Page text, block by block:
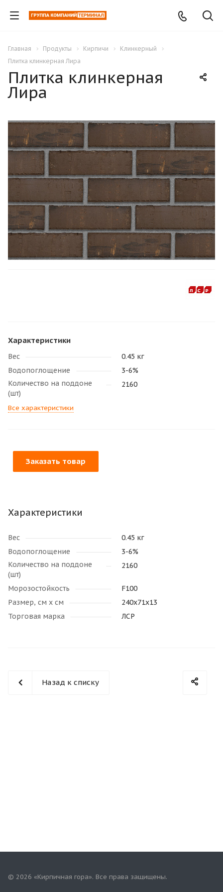
Главная Продукты Кирпичи
Клинкерный
Плитка клинкерная Лира
Плитка клинкерная
Лира
Характеристики
Вес
0.45 кг
Водопоглощение
3-6%
Количество на поддоне
(шт)
2160
Все характеристики
Заказать товар
Характеристики
Вес
0.45 кг
Водопоглощение
3-6%
Количество на поддоне
(шт)
2160
Морозостойкость
F100
Размер, см х см
240х71х13
Торговая марка
ЛСР
Назад к списку
© 2026 «Кирпичная гора». Все права защищены.